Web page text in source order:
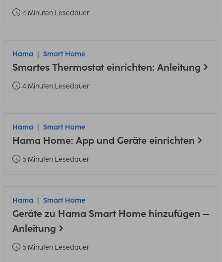
4 Minuten Lesedauer
Hama Smart Home
Smartes Thermostat einrichten: Anleitung
4 Minuten Lesedauer
Hama Smart Home
Hama Home: App und Geräte einrichten
5 Minuten Lesedauer
Hama Smart Home
Geräte zu Hama Smart Home hinzufügen –
Anleitung
5 Minuten Lesedauer